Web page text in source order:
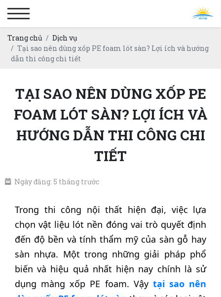
Trang chủ
Dịch vụ
Tại sao nên dùng xốp PE foam lót sàn? Lợi ích và hướng
dẫn thi công chi tiết
TẠI SAO NÊN DÙNG XỐP PE
FOAM LÓT SÀN? LỢI ÍCH VÀ
HƯỚNG DẪN THI CÔNG CHI
TIẾT
Ngày đăng: 5 tháng trước
Trong thi công nội thất hiện đại, việc lựa
chọn vật liệu lót nền đóng vai trò quyết định
đến độ bền và tính thẩm mỹ của sàn gỗ hay
sàn nhựa. Một trong những giải pháp phổ
biến và hiệu quả nhất hiện nay chính là sử
dụng màng xốp PE foam. Vậy tại sao nên